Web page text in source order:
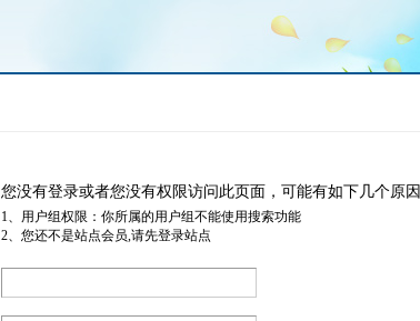
您没有登录或者您没有权限访问此页面，可能有如下几个原因
1、用户组权限：你所属的用户组不能使用搜索功能
2、您还不是站点会员,请先登录站点